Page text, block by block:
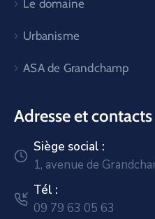
Le domaine
Urbanisme
ASA de Grandchamp
Adresse et contacts
Siège social :
1, avenue de
Tél :
09 79 63 05 63